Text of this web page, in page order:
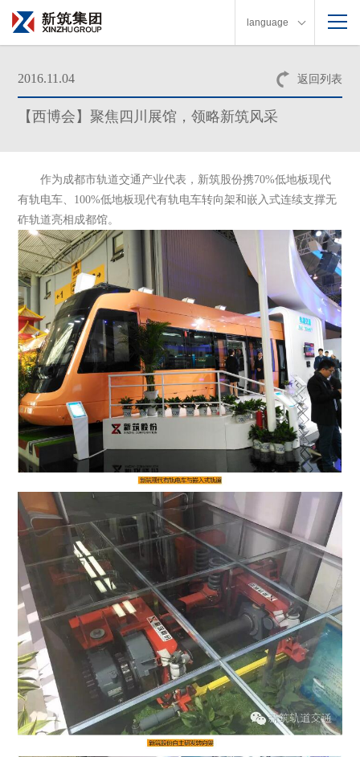
language
返回列表
2016.11.04
【西博会】聚焦四川展馆，领略新筑风采
作为成都市轨道交通产业代表，新筑股份携70%低地板现代
有轨电车、100%低地板现代有轨电车转向架和嵌入式连续支撑无
砟轨道亮相成都馆。